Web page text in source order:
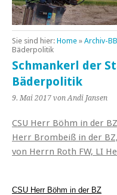
Sie sind hier: Home » Archiv-BB
Bäderpolitik
Schmankerl der
Bäderpolitik
9. Mai 2017 von Andi Jansen
CSU Herr Böhm in der
Herr Brombeiß in der
von Herrn Roth FW, LI
CSU Herr Böhm in der BZ